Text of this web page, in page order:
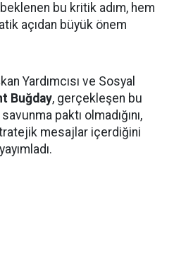
bu kritik adım, hem
açıdan büyük önem
Yardımcısı ve Sosyal
Buğday, gerçekleşen bu
paktı olmadığını,
mesajlar içerdiğini